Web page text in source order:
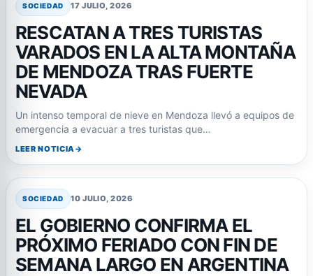
SOCIEDAD 17 JULIO, 2026
RESCATAN A TRES TURISTAS
VARADOS EN LA ALTA MONTAÑA
DE MENDOZA TRAS FUERTE
NEVADA
Un intenso temporal de nieve en Mendoza llevó a equipos de
emergencia a evacuar a tres turistas que…
LEER NOTICIA
SOCIEDAD 10 JULIO, 2026
EL GOBIERNO CONFIRMA EL
PRÓXIMO FERIADO CON FIN DE
SEMANA LARGO EN ARGENTINA